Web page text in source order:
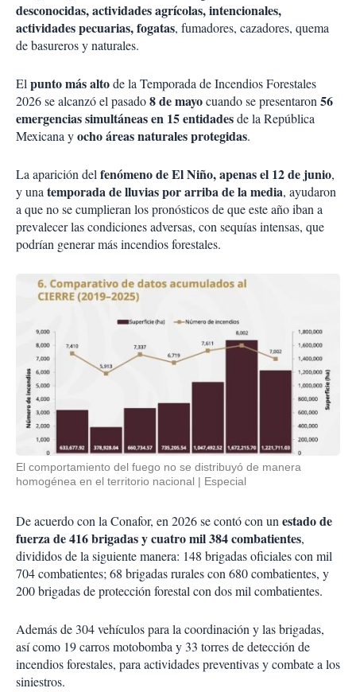
desconocidas, actividades agrícolas, intencionales,
actividades pecuarias, fogatas, fumadores, cazadores, quema
de basureros y naturales.
Elpunto más altode la Temporada de Incendios Forestales
2026 se alcanzó el pasado8 de mayocuando se presentaron56
emergencias simultáneas en 15 entidadesde la República
Mexicana yocho áreas naturales protegidas.
La aparición delfenómeno de El Niño, apenas el 12 de junio,
y unatemporada de lluvias por arriba de la media, ayudaron
a que no se cumplieran los pronósticos de que este año iban a
prevalecer las condiciones adversas, con sequías intensas, que
podrían generar más incendios forestales.
El comportamiento del fuego no se distribuyó de manera
homogénea en el territorio nacional
Especial
De acuerdo con la Conafor, en 2026 se contó con unestado de
fuerza de 416 brigadas y cuatro mil 384 combatientes,
divididos de la siguiente manera: 148 brigadas oficiales con mil
704 combatientes; 68 brigadas rurales con 680 combatientes, y
200 brigadas de protección forestal con dos mil combatientes.
Además de 304 vehículos para la coordinación y las brigadas,
así como 19 carros motobomba y 33 torres de detección de
incendios forestales, para actividades preventivas y combate a los
siniestros.